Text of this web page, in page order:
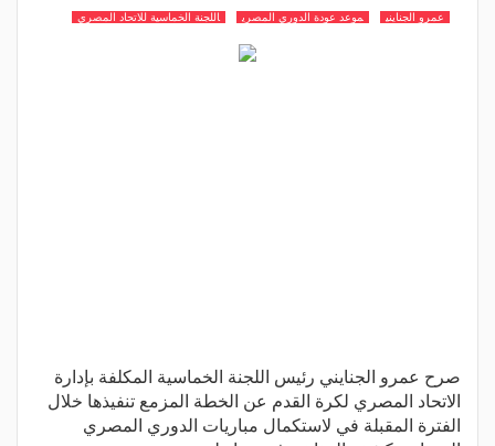
عمرو الجنايني موعد عودة الدوري المصري اللجنة الخماسية للاتحاد المصري
صرح عمرو الجنايني رئيس اللجنة الخماسية المكلفة بإدارة
الاتحاد المصري لكرة القدم عن الخطة المزمع تنفيذها خلال
الفترة المقبلة في لاستكمال مباريات الدوري المصري